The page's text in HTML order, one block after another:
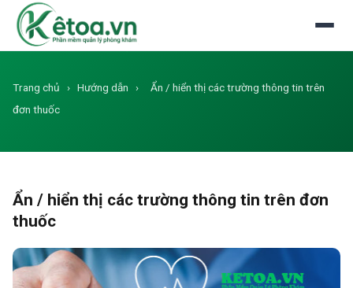
Trang chủ › Hướng dẫn ›
Ẩn / hiển thị các trường thông tin trên
đơn thuốc
Ẩn / hiển thị các trường thông tin trên đơn
thuốc